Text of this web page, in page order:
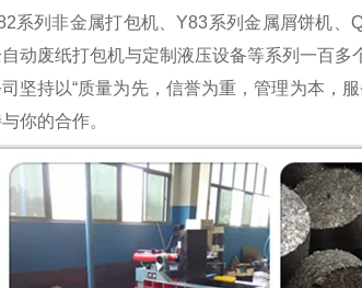
系列非金属打包机、Y83系列金属屑饼机、
动废纸打包机与定制液压设备等系列一百多
坚持以“质量为先，信誉为重，管理为本，
你的合作。